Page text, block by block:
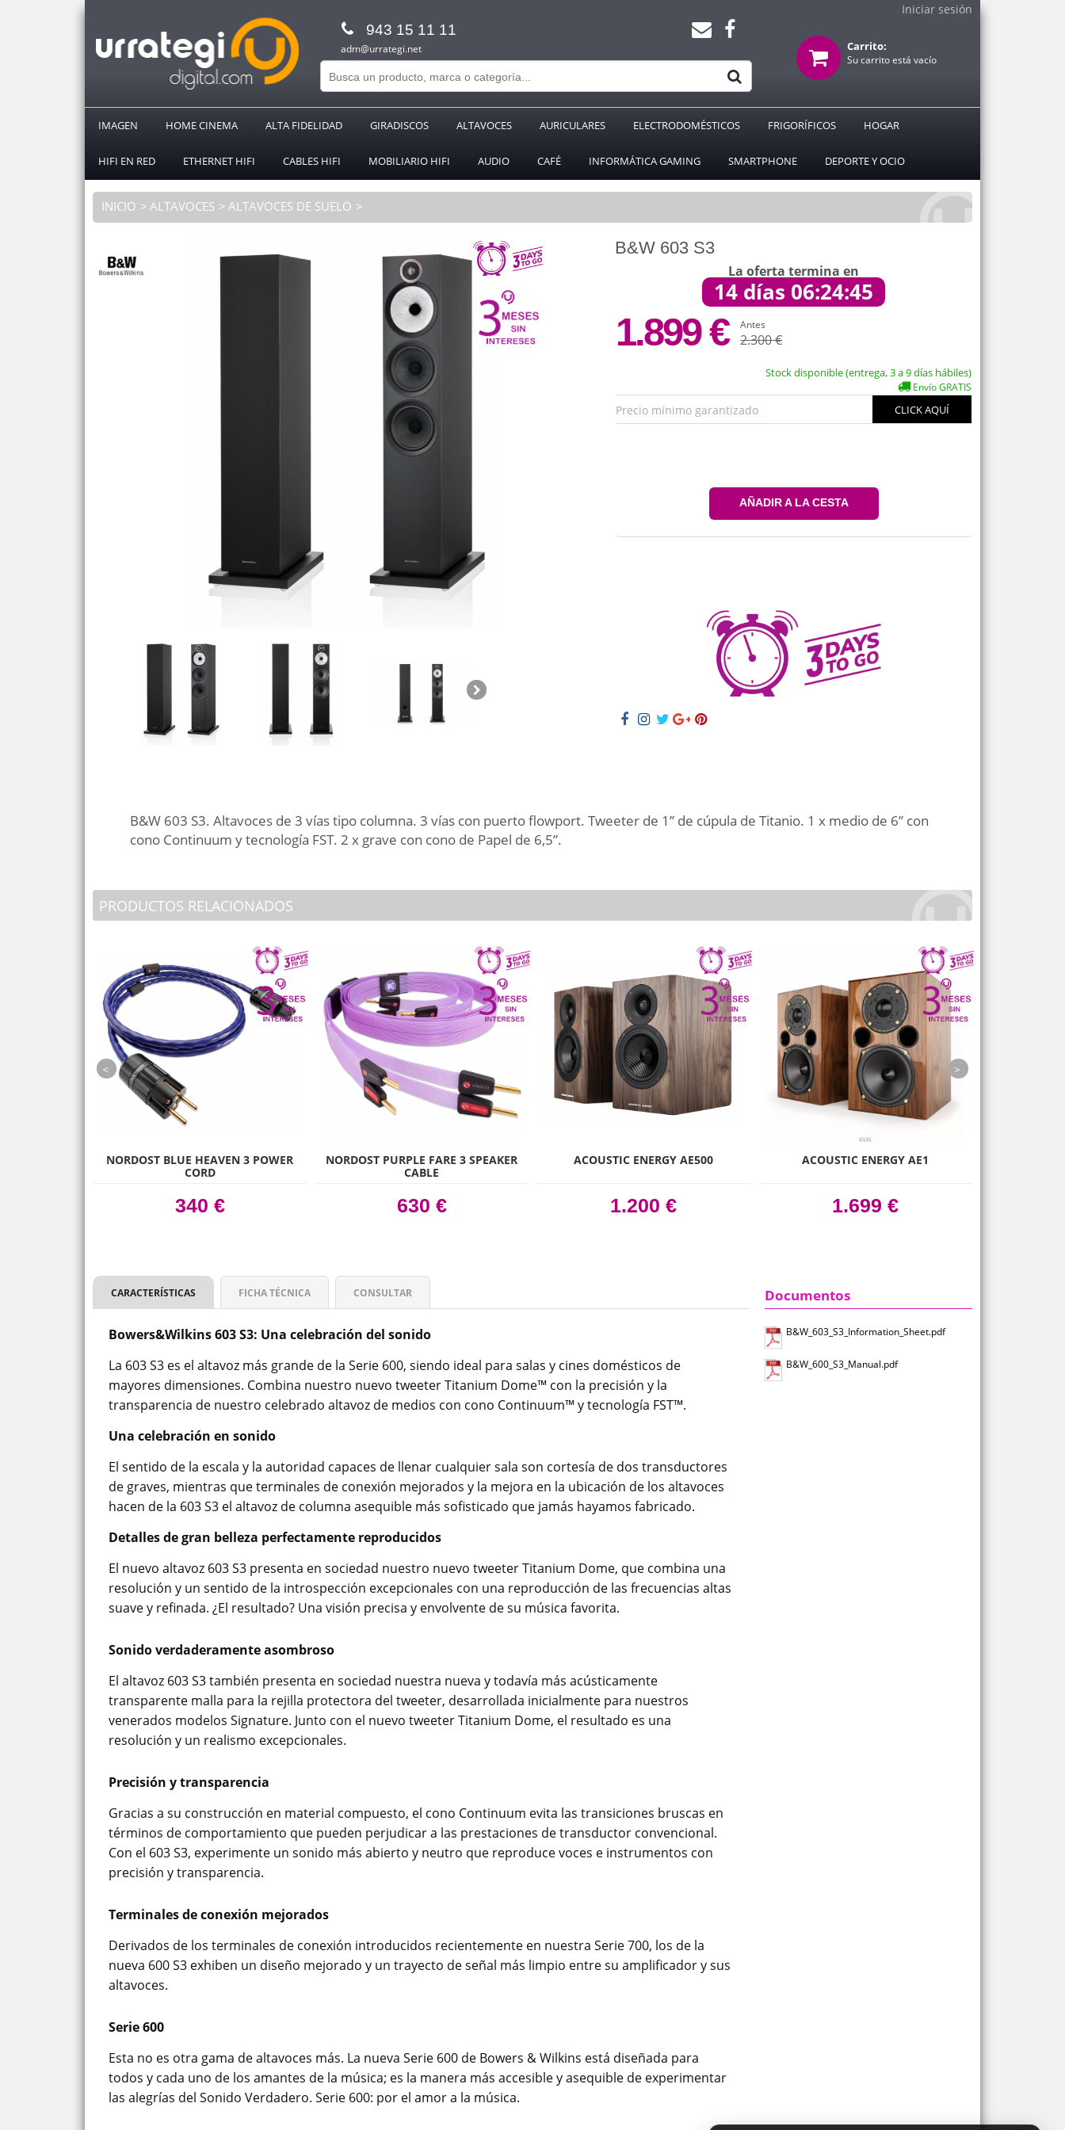
Iniciar sesión
943 15 11 11
adm@urrategi.net Carrito:
Su carrito está vacío
IMAGEN HOME CINEMA ALTA FIDELIDAD GIRADISCOS ALTAVOCES AURICULARES ELECTRODOMÉSTICOS FRIGORÍFICOS HOGAR
HIFI EN RED ETHERNET HIFI CABLES HIFI MOBILIARIO HIFI AUDIO CAFÉ INFORMÁTICA GAMING SMARTPHONE DEPORTE Y OCIO
INICIO ALTAVOCES ALTAVOCES DE SUELO
B&W 603 S3
La oferta termina en
14 días 06:24:44
1.899 € Antes
2.300 €
Stock disponible (entrega, 3 a 9 días hábiles)
Envío GRATIS
Precio mínimo garantizado CLICK AQUÍ
AÑADIR A LA CESTA
B&W 603 S3. Altavoces de 3 vías tipo columna. 3 vías con puerto flowport. Tweeter de 1” de cúpula de Titanio. 1 x medio de 6” con
cono Continuum y tecnología FST. 2 x grave con cono de Papel de 6,5”.
PRODUCTOS RELACIONADOS
NORDOST BLUE HEAVEN 3 POWER
CORD
340 €
NORDOST PURPLE FARE 3 SPEAKER
CABLE
630 €
ACOUSTIC ENERGY AE500
1.200 €
ACOUSTIC ENERGY AE1
1.699 €
prev
CARACTERÍSTICAS FICHA TÉCNICA CONSULTAR
Bowers&Wilkins 603 S3: Una celebración del sonido
La 603 S3 es el altavoz más grande de la Serie 600, siendo ideal para salas y cines domésticos de
mayores dimensiones. Combina nuestro nuevo tweeter Titanium Dome™ con la precisión y la
transparencia de nuestro celebrado altavoz de medios con cono Continuum™ y tecnología FST™.
Una celebración en sonido
El sentido de la escala y la autoridad capaces de llenar cualquier sala son cortesía de dos transductores
de graves, mientras que terminales de conexión mejorados y la mejora en la ubicación de los altavoces
hacen de la 603 S3 el altavoz de columna asequible más sofisticado que jamás hayamos fabricado.
Detalles de gran belleza perfectamente reproducidos
El nuevo altavoz 603 S3 presenta en sociedad nuestro nuevo tweeter Titanium Dome, que combina una
resolución y un sentido de la introspección excepcionales con una reproducción de las frecuencias altas
suave y refinada. ¿El resultado? Una visión precisa y envolvente de su música favorita.
Sonido verdaderamente asombroso
El altavoz 603 S3 también presenta en sociedad nuestra nueva y todavía más acústicamente
transparente malla para la rejilla protectora del tweeter, desarrollada inicialmente para nuestros
venerados modelos Signature. Junto con el nuevo tweeter Titanium Dome, el resultado es una
resolución y un realismo excepcionales.
Precisión y transparencia
Gracias a su construcción en material compuesto, el cono Continuum evita las transiciones bruscas en
términos de comportamiento que pueden perjudicar a las prestaciones de transductor convencional.
Con el 603 S3, experimente un sonido más abierto y neutro que reproduce voces e instrumentos con
precisión y transparencia.
Terminales de conexión mejorados
Derivados de los terminales de conexión introducidos recientemente en nuestra Serie 700, los de la
nueva 600 S3 exhiben un diseño mejorado y un trayecto de señal más limpio entre su amplificador y sus
altavoces.
Serie 600
Esta no es otra gama de altavoces más. La nueva Serie 600 de Bowers & Wilkins está diseñada para
todos y cada uno de los amantes de la música; es la manera más accesible y asequible de experimentar
las alegrías del Sonido Verdadero. Serie 600: por el amor a la música.
Documentos
B&W_603_S3_Information_Sheet.pdf
B&W_600_S3_Manual.pdf